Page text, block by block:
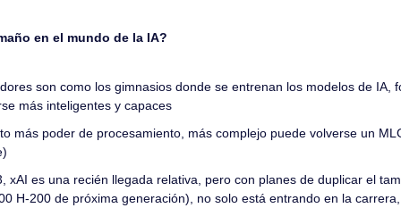
en el mundo de la IA?
son como los gimnasios donde se entrenan los modelos de IA,
más inteligentes y capaces
más poder de procesamiento, más complejo puede volverse un
xAI es una recién llegada relativa, pero con planes de duplicar el
H-200 de próxima generación), no solo está entrando en la